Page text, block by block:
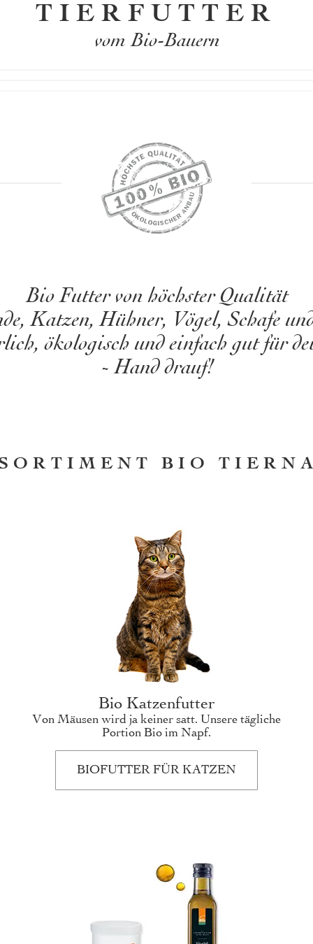
TIERFUTTER
vom Bio-Bauern
Bio Futter von höchster Qualität
Katzen, Hühner, Vögel, Schafe
ökologisch und einfach gut für
- Hand drauf!
BIO
Bio Katzenfutter
Von Mäusen wird ja keiner satt. Unsere tägliche
Portion Bio im Napf.
BIOFUTTER FÜR KATZEN